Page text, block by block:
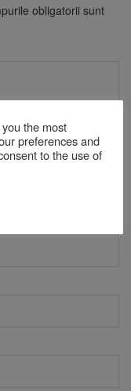
obligatorii sunt
the most
preferences and
to the use of